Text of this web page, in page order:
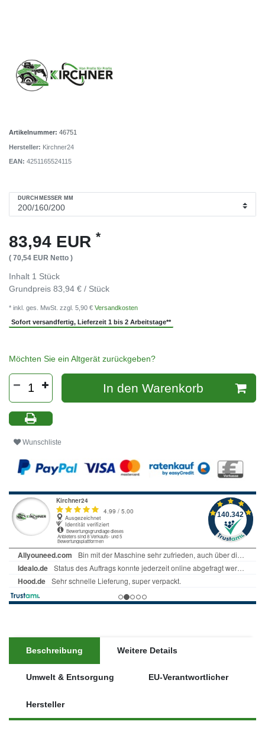
Artikelnummer: 46751
Hersteller: Kirchner24
EAN: 4251165524115
DURCHMESSER MM
83,94 EUR *
( 70,54 EUR Netto )
Inhalt 1 Stück
Grundpreis 83,94 € / Stück
* inkl. ges. MwSt. zzgl. 5,90 € Versandkosten
Sofort versandfertig, Lieferzeit 1 bis 2 Arbeitstage**
Möchten Sie ein Altgerät zurückgeben?
In den Warenkorb
Wunschliste
Beschreibung Weitere Details
Umwelt & Entsorgung EU-Verantwortlicher
Hersteller